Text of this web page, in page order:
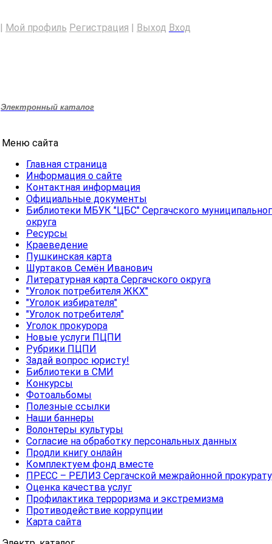
| Мой профиль Регистрация | Выход Вход
Электронный каталог
Меню сайта
Главная страница
Информация о сайте
Контактная информация
Официальные документы
Библиотеки МБУК "ЦБС" Сергачского
округа
Ресурсы
Краеведение
Пушкинская карта
Шуртаков Семён Иванович
Литературная карта Сергачского округа
"Уголок потребителя ЖКХ"
"Уголок избирателя"
"Уголок потребителя"
Уголок прокурора
Новые услуги ПЦПИ
Рубрики ПЦПИ
Задай вопрос юристу!
Библиотеки в СМИ
Конкурсы
Фотоальбомы
Полезные ссылки
Наши баннеры
Волонтеры культуры
Согласие на обработку персональных данных
Продли книгу онлайн
Комплектуем фонд вместе
ПРЕСС – РЕЛИЗ Сергачской межрайонной
Оценка качества услуг
Профилактика терроризма и экстремизма
Противодействие коррупции
Карта сайта